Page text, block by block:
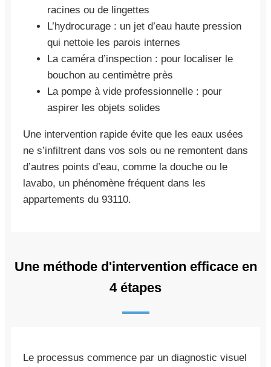
racines ou de lingettes
L’hydrocurage : un jet d’eau haute pression
qui nettoie les parois internes
La caméra d’inspection : pour localiser le
bouchon au centimètre près
La pompe à vide professionnelle : pour
aspirer les objets solides
Une intervention rapide évite que les eaux usées
ne s’infiltrent dans vos sols ou ne remontent dans
d’autres points d’eau, comme la douche ou le
lavabo, un phénomène fréquent dans les
appartements du 93110.
Une méthode d'intervention efficace en
4 étapes
Le processus commence par un diagnostic visuel